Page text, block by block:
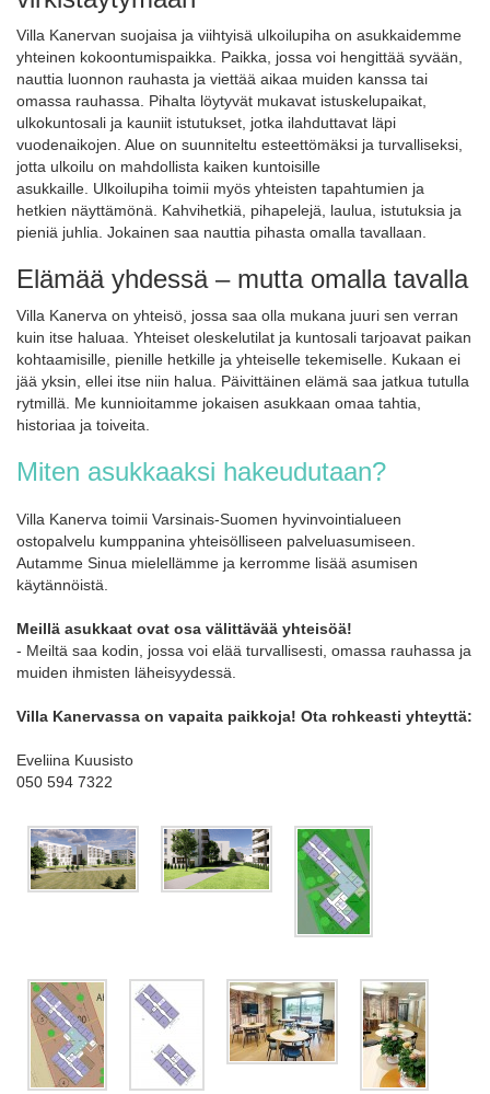
Villa Kanervan suojaisa ja viihtyisä ulkoilupiha on asukkaidemme
yhteinen kokoontumispaikka. Paikka, jossa voi hengittää syvään,
nauttia luonnon rauhasta ja viettää aikaa muiden kanssa tai
omassa rauhassa. Pihalta löytyvät mukavat istuskelupaikat,
ulkokuntosali ja kauniit istutukset, jotka ilahduttavat läpi
vuodenaikojen. Alue on suunniteltu esteettömäksi ja turvalliseksi,
jotta ulkoilu on mahdollista kaiken kuntoisille
asukkaille. Ulkoilupiha toimii myös yhteisten tapahtumien ja
hetkien näyttämönä. Kahvihetkiä, pihapelejä, laulua, istutuksia ja
pieniä juhlia. Jokainen saa nauttia pihasta omalla tavallaan.
Elämää yhdessä – mutta omalla tavalla
Villa Kanerva on yhteisö, jossa saa olla mukana juuri sen verran
kuin itse haluaa. Yhteiset oleskelutilat ja kuntosali tarjoavat paikan
kohtaamisille, pienille hetkille ja yhteiselle tekemiselle. Kukaan ei
jää yksin, ellei itse niin halua. Päivittäinen elämä saa jatkua tutulla
rytmillä. Me kunnioitamme jokaisen asukkaan omaa tahtia,
historiaa ja toiveita.
Miten asukkaaksi hakeudutaan?
Villa Kanerva toimii Varsinais-Suomen hyvinvointialueen
ostopalvelu kumppanina yhteisölliseen palveluasumiseen.
Autamme Sinua mielellämme ja kerromme lisää asumisen
käytännöistä.
Meillä asukkaat ovat osa välittävää yhteisöä!
- Meiltä saa kodin, jossa voi elää turvallisesti, omassa rauhassa ja
muiden ihmisten läheisyydessä.
Villa Kanervassa on vapaita paikkoja! Ota rohkeasti yhteyttä:
Eveliina Kuusisto
050 594 7322